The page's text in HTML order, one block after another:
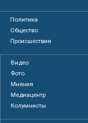
Политика
Общество
Происшествия
Видео
Фото
Мнения
Медиацентр
Колумнисты